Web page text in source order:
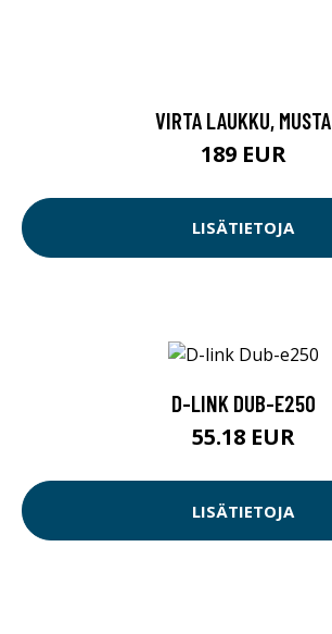
VIRTA LAUKKU, MUSTA
189 EUR
LISÄTIETOJA
D-LINK DUB-E250
55.18 EUR
LISÄTIETOJA